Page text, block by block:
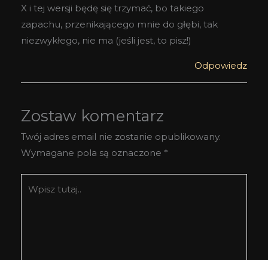
X i tej wersji będę się trzymać, bo takiego
zapachu, przenikającego mnie do głębi, tak
niezwykłego, nie ma (jeśli jest, to pisz!)
Odpowiedz
Zostaw komentarz
Twój adres email nie zostanie opublikowany.
Wymagane pola są oznaczone *
tutaj..